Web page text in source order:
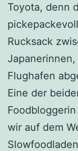
Toyota, denn
Rucksack
Flughafen
Eine der
wir auf dem